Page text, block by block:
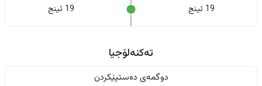
19 ئینج 19 ئینج
تەکنەلۆجیا
دوگمەی دەستپێکردن